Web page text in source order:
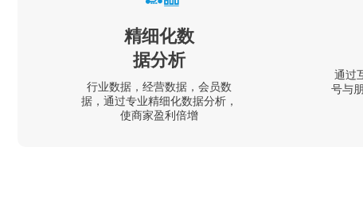
精细化数
据分析
行业数据，经营数据，会员数
据，通过专业精细化数据分析，
使商家盈利倍增
通过
号与